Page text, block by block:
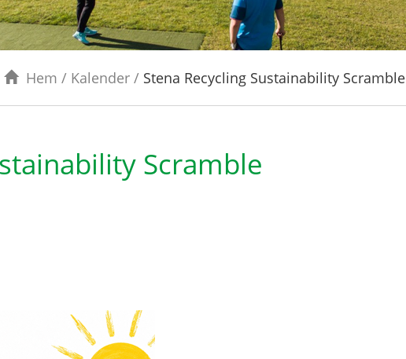
Hem / Kalender / Stena Recycling Sustainability Scramble
Scramble